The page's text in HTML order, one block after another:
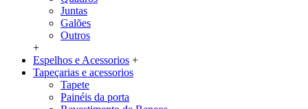
Juntas
Galões
Outros
+
Espelhos e Acessorios +
Tapeçarias e acessorios
Tapete
Painéis da porta